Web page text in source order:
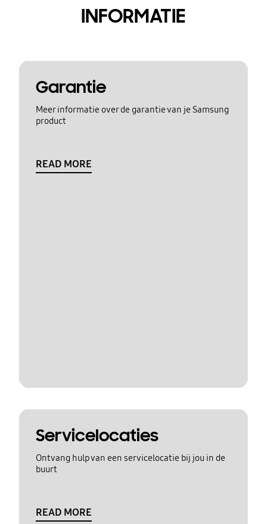
INFORMATIE
Garantie
Meer informatie over de garantie van je Samsung
product
READ MORE
Servicelocaties
Ontvang hulp van een servicelocatie bij jou in de
buurt
READ MORE